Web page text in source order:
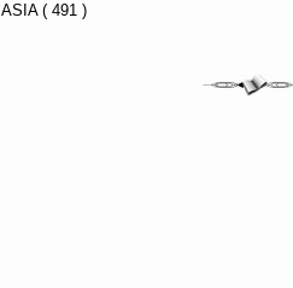
ASIA ( 491 )